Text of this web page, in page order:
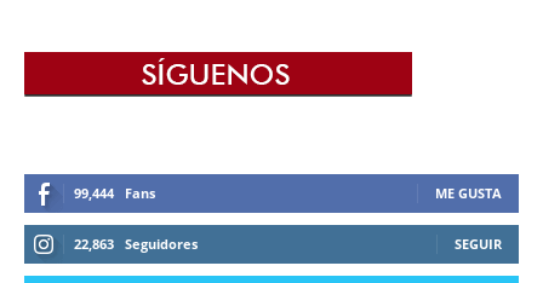
99,444 Fans ME GUSTA
22,863 Seguidores SEGUIR